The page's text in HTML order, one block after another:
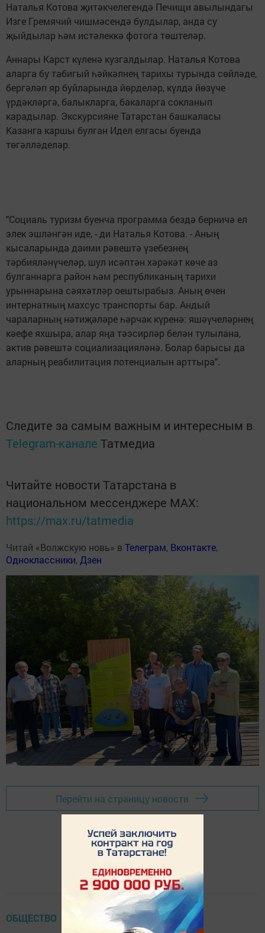
Наталья Котова җитәкчелегендә Печищи авылындагы
Изге Гремячий чишмәсендә булдылар, анда су
җыйдылар һәм истәлеккә фотога төштеләр.
Аннары Карст күленә кузгалдылар. Наталья Котова
аларга бу табигый һәйкәлнең тарихы турында сөйләде,
бергәләп яр буйларында йөрделәр, күлдә йөзүче
үрдәкләргә, балыкларга, бакаларга сокланып
карадылар. Экскурсияне Татарстан башкаласы
Казанга каршы булган Идел елгасы буенда
төгәлләделәр.
"Социаль туризм буенча программа бездә берничә ел
элек эшләнгән иде, - ди Наталья Котова. - Аның
кысаларында даими рәвештә үзебезнең
тәрбияләнүчеләр, шул исәптән хәрәкәт көче аз
булганнарга район һәм республиканың тарихи
урыннарына сәяхәтләр оештырабыз. Аның өчен
интернатның махсус транспорты бар. Андый
чараларның нәтиҗәләре һәрчак күренә: яшәүчеләрнең
кәефе яхшыра, алар яңа тәэсирләр белән тулылана,
актив рәвештә социализацияләнә. Болар барысы да
аларның реабилитация потенциалын арттыра".
Следите за самым важным и интересным в
Telegram-канале Татмедиа
Читайте новости Татарстана в
национальном мессенджере MАХ:
https://max.ru/tatmedia
Читай «Волжскую новь» в Телеграм, Вконтакте,
Одноклассники, Дзен
Перейти на страницу новости
ОБЩЕСТВО